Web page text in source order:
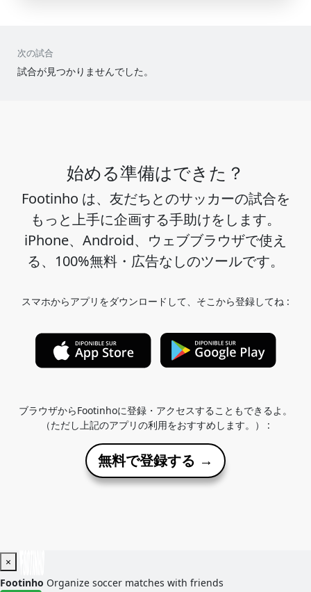
次の試合
試合が見つかりませんでした。
始める準備はできた？
Footinho は、友だちとのサッカーの試合を
もっと上手に企画する手助けをします。
iPhone、Android、ウェブブラウザで使え
る、100%無料・広告なしのツールです。
スマホからアプリをダウンロードして、そこから登録してね :
ブラウザからFootinhoに登録・アクセスすることもできるよ。
（ただし上記のアプリの利用をおすすめします。） :
無料で登録する →
×
Footinho Organize soccer matches with friends